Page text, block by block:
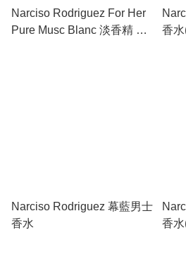
Narciso Rodriguez For Her
Pure Musc Blanc 淡香精 ｜
香
Narciso Rodriguez 幕藍男士
香水
香